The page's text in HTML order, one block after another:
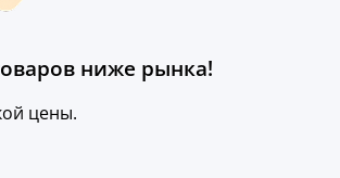
ниже рынка!
цены.